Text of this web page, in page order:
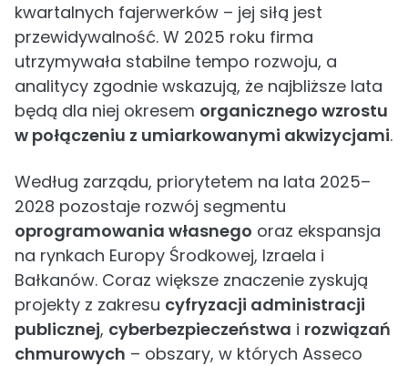
kwartalnych fajerwerków – jej siłą jest
przewidywalność. W 2025 roku firma
utrzymywała stabilne tempo rozwoju, a
analitycy zgodnie wskazują, że najbliższe lata
będą dla niej okresem organicznego wzrostu
w połączeniu z umiarkowanymi akwizycjami.
Według zarządu, priorytetem na lata 2025–
2028 pozostaje rozwój segmentu
oprogramowania własnego oraz ekspansja
na rynkach Europy Środkowej, Izraela i
Bałkanów. Coraz większe znaczenie zyskują
projekty z zakresu cyfryzacji administracji
publicznej, cyberbezpieczeństwa i rozwiązań
chmurowych – obszary, w których Asseco